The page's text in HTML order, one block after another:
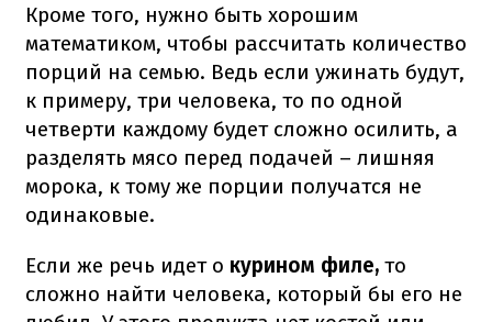
Кроме того, нужно быть хорошим
математиком, чтобы рассчитать количество
порций на семью. Ведь если ужинать будут,
к примеру, три человека, то по одной
четверти каждому будет сложно осилить, а
разделять мясо перед подачей – лишняя
морока, к тому же порции получатся не
одинаковые.
Если же речь идет о курином филе, то
сложно найти человека, который бы его не